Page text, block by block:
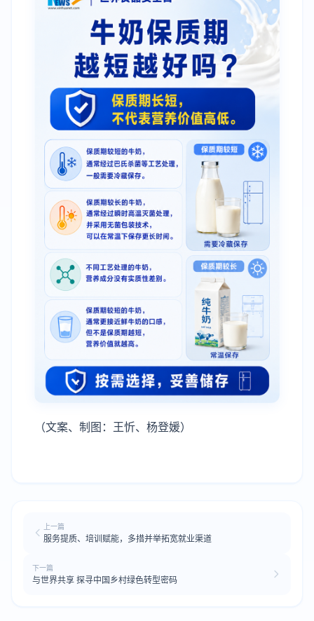
（文案、制图：王忻、杨登媛）
上一篇
服务提质、培训赋能，多措并举拓宽就业渠道
下一篇
与世界共享 探寻中国乡村绿色转型密码